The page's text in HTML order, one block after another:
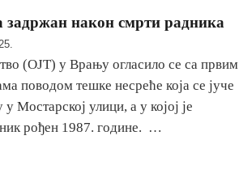
након смрти радника
(ОЈТ) у Врању огласило се са првим
поводом тешке несреће која се јуче
Мостарској улици, а у којој је
рођен 1987. године. …